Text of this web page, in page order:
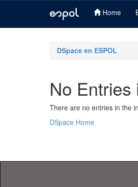
Home
DSpace en ESPOL
No Entries
There are no entries in the
DSpace Home